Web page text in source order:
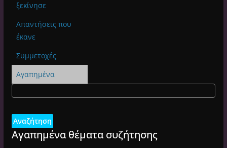
ξεκίνησε
Απαντήσεις που
έκανε
Συμμετοχές
Αγαπημένα
Αγαπημένα θέματα συζήτησης